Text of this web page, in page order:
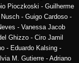
Pioczkoski - Guilherme
- Guigo Cardoso -
- Vanessa Jacob
Ghizzo - Ciro Jamil
- Eduardo Kalsing -
M. Gutierre - Adriano